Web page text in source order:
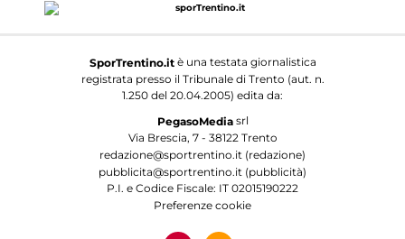
SporTrentino.itè una testata giornalistica
registrata presso il Tribunale di Trento (aut. n.
1.250 del 20.04.2005) edita da:
PegasoMediasrl
Via Brescia, 7 - 38122 Trento
redazione@sportrentino.it (redazione)
pubblicita@sportrentino.it (pubblicità)
P.I. e Codice Fiscale: IT 02015190222
Preferenze cookie